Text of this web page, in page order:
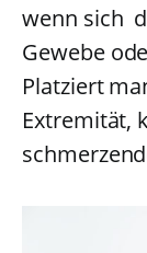
wenn sich
Gewebe
Platziert
Extremität,